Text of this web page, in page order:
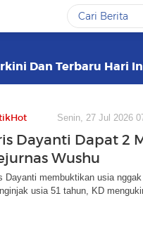
Dan Terbaru Hari
Senin, 27 Jul 2026
Dayanti Dapat 2
Wushu
Dayanti membuktikan usia
usia 51 tahun, KD